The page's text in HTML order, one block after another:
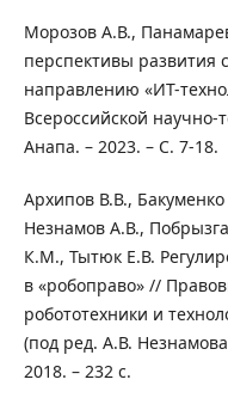
Морозов А.В.,
перспективы развития
направлению «ИТ-
Всероссийской
Анапа. – 2023. – С. 7-18.
Архипов В.В.,
Незнамов А.В.,
К.М., Тытюк Е.В.
в «робоправо» //
робототехники и
(под ред. А.В.
2018. – 232 с.